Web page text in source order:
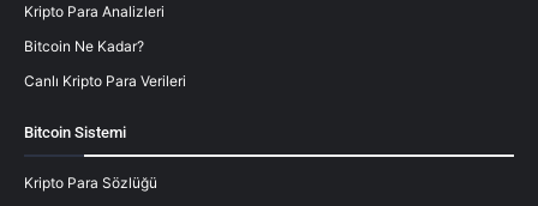
Kripto Para Analizleri
Bitcoin Ne Kadar?
Canlı Kripto Para Verileri
Bitcoin Sistemi
Kripto Para Sözlüğü